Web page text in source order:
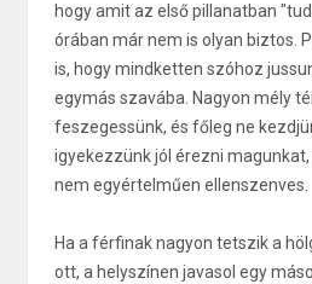
hogy amit az első pillanatban
órában már nem is olyan biztos.
is, hogy mindketten szóhoz
egymás szavába. Nagyon mély
feszegessünk, és főleg ne
igyekezzünk jól érezni
nem egyértelműen ellenszenves.
Ha a férfinak nagyon tetszik a
ott, a helyszínen javasol egy